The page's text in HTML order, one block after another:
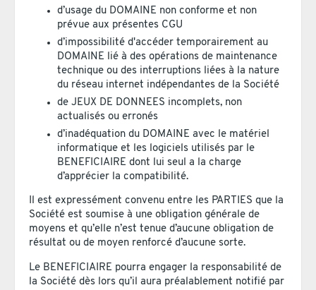
d’usage du DOMAINE non conforme et non
prévue aux présentes CGU
d’impossibilité d'accéder temporairement au
DOMAINE lié à des opérations de maintenance
technique ou des interruptions liées à la nature
du réseau internet indépendantes de la Société
de JEUX DE DONNEES incomplets, non
actualisés ou erronés
d’inadéquation du DOMAINE avec le matériel
informatique et les logiciels utilisés par le
BENEFICIAIRE dont lui seul a la charge
d’apprécier la compatibilité.
Il est expressément convenu entre les PARTIES que la
Société est soumise à une obligation générale de
moyens et qu’elle n’est tenue d’aucune obligation de
résultat ou de moyen renforcé d’aucune sorte.
Le BENEFICIAIRE pourra engager la responsabilité de
la Société dès lors qu’il aura préalablement notifié par